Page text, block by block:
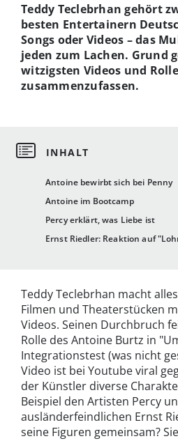
Antoine bewirbt sich bei Penny
Antoine im Bootcamp
Percy erklärt, was Liebe ist
Ernst Riedler: Reaktion auf
Teddy Teclebrhan gehört
besten Entertainern
Songs oder Videos – das
jeden zum Lachen. Grund
witzigsten Videos und
zusammenzufassen.
Teddy Teclebrhan macht
Filmen und Theaterstücken
Videos. Seinen Durchbruch
Rolle des Antoine Burtz in
Integrationstest (was nicht
Video ist bei Youtube viral
der Künstler diverse
Beispiel den Artisten Percy
ausländerfeindlichen Ernst
seine Figuren gemeinsam?